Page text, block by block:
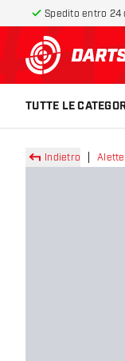
Spedito entro 24
TUTTE LE
Indietro Alette